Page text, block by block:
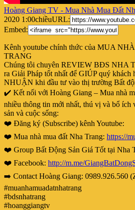
Hoàng Giang TV - Mua Nhà Mua Đất
2020 1:00chiềuURL:
Embed:
Kênh youtube chính thức của MUA
TRANG
Chúng tôi chuyên REVIEW BĐS NHA
ra Giải Pháp tốt nhất để GIÚP quý khách
NHUẬN khi đầu tư vào thị trường Bất
✔️ Kết nối với Hoàng Giang – Mua nhà
nhiều thông tin mới nhất, thú vị và bổ ích
sản và cuộc sống:
❤️ Đăng ký (Subscribe) kênh Youtube:
❤️ Mua nhà mua đất Nha Trang: https://
❤️ Group Bất Động Sản Giá Tốt tại Nha
❤️ Facebook: http://m.me/
➡️ Contact Hoàng Giang: 0989.926.560
#muanhamuadatnhatrang
#bdsnhatrang
#hoanggiangtv